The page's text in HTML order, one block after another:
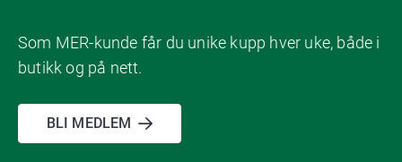
Som MER-kunde får du unike kupp hver uke, både i
butikk og på nett.
BLI MEDLEM